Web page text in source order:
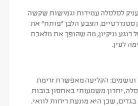
לסלסלה עמידות וגמישות שקשה
סטנדרטיים. הצבע הלבן “פותח” את
רוגע וניקיון, מה שהופך את מלאכת
לעין.
הקליעה מאפשרת זרימת
יתרון משמעותי באחסון בובות
בגדים, שכן היא מונעת ריחות לוואי.